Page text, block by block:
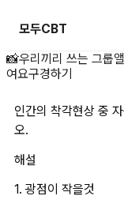
모두CBT
인간의 착
📸우리끼리 쓰는 그룹
여요구경하기
인간의 착각현상 중
오.
해설
1. 광점이 작을것